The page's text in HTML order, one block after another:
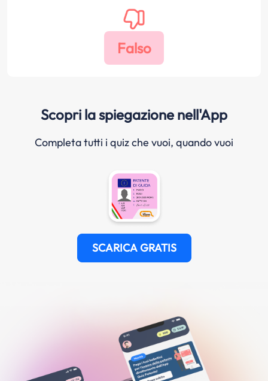
Scopri la spiegazione nell'App
Completa tutti i quiz che vuoi, quando vuoi
SCARICA GRATIS